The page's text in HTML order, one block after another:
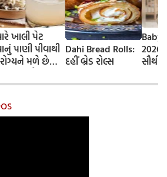
ખાલી પેટ
પાણી પીવાથી
મળે છે
તેના ફાયદા
ઉપયોગ કરવાની
રીત
Dahi Bread Rolls:
દહીં બ્રેડ રોલ્સ
Baby